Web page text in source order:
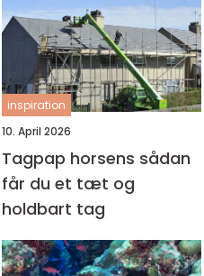
inspiration
10. April 2026
Tagpap horsens sådan
får du et tæt og
holdbart tag